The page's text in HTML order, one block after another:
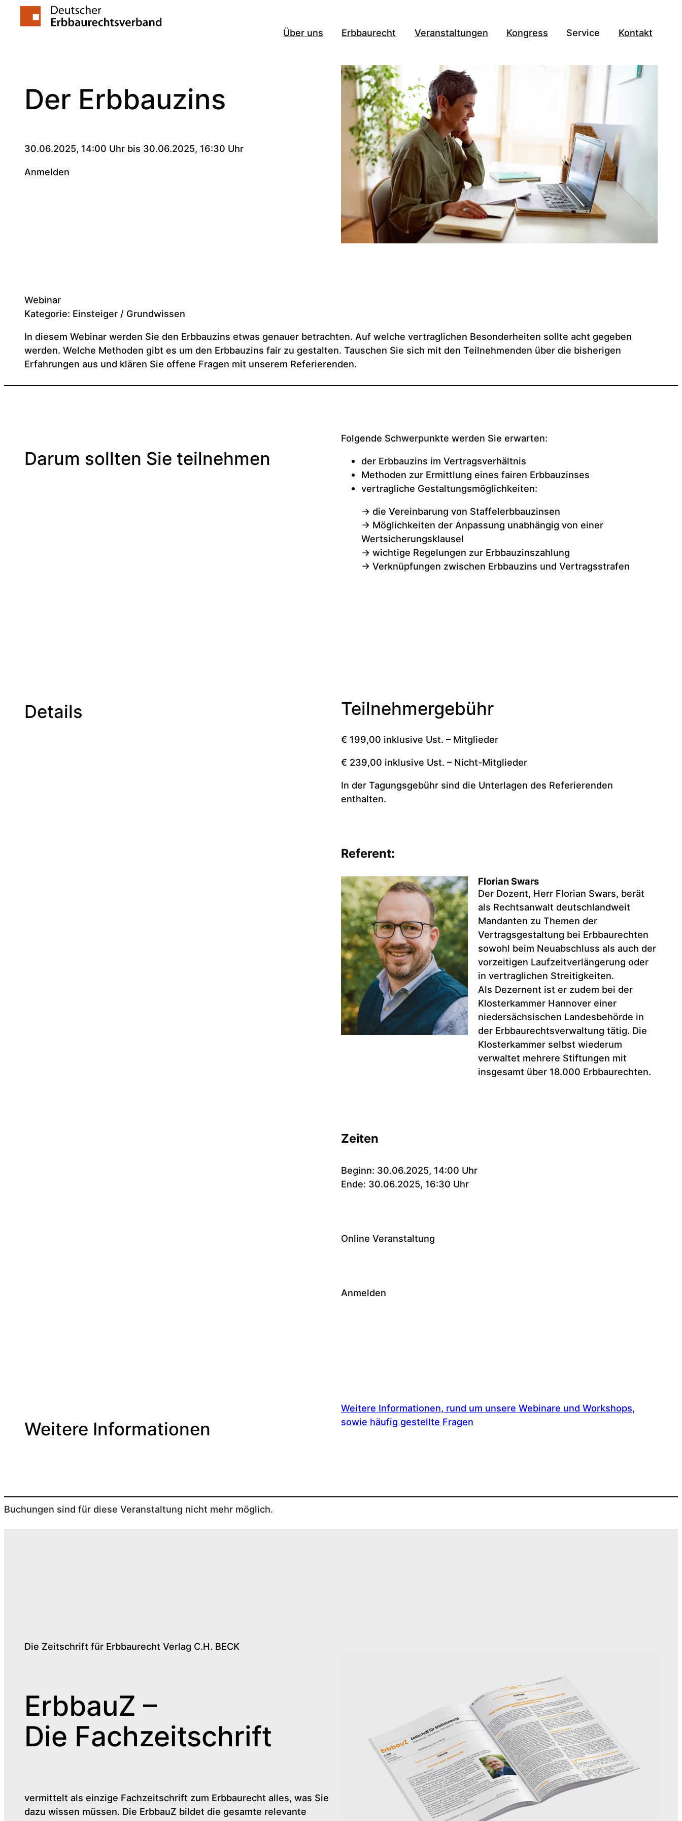
Inhalt
Über uns Erbbaurecht Veranstaltungen Kongress Service Kontakt
Der Erbbauzins
30.06.2025, 14:00 Uhr bis 30.06.2025, 16:30 Uhr
Anmelden
Webinar
Kategorie: Einsteiger / Grundwissen
In diesem Webinar werden Sie den Erbbauzins etwas genauer betrachten. Auf welche vertraglichen Besonderheiten sollte acht gegeben
werden. Welche Methoden gibt es um den Erbbauzins fair zu gestalten. Tauschen Sie sich mit den Teilnehmenden über die bisherigen
Erfahrungen aus und klären Sie offene Fragen mit unserem Referierenden.
Darum sollten Sie teilnehmen
Folgende Schwerpunkte werden Sie erwarten:
der Erbbauzins im Vertragsverhältnis
Methoden zur Ermittlung eines fairen Erbbauzinses
vertragliche Gestaltungsmöglichkeiten:
-> die Vereinbarung von Staffelerbbauzinsen
-> Möglichkeiten der Anpassung unabhängig von einer
Wertsicherungsklausel
-> wichtige Regelungen zur Erbbauzinszahlung
-> Verknüpfungen zwischen Erbbauzins und Vertragsstrafen
Details Teilnehmergebühr
€ 199,00 inklusive Ust. – Mitglieder
€ 239,00 inklusive Ust. – Nicht-Mitglieder
In der Tagungsgebühr sind die Unterlagen des Referierenden
enthalten.
Referent:
Florian Swars
Der Dozent, Herr Florian Swars, berät
als Rechtsanwalt deutschlandweit
Mandanten zu Themen der
Vertragsgestaltung bei Erbbaurechten
sowohl beim Neuabschluss als auch der
vorzeitigen Laufzeitverlängerung oder
in vertraglichen Streitigkeiten.
Als Dezernent ist er zudem bei der
Klosterkammer Hannover einer
niedersächsischen Landesbehörde in
der Erbbaurechtsverwaltung tätig. Die
Klosterkammer selbst wiederum
verwaltet mehrere Stiftungen mit
insgesamt über 18.000 Erbbaurechten.
Zeiten
Beginn: 30.06.2025, 14:00 Uhr
Ende: 30.06.2025, 16:30 Uhr
Online Veranstaltung
Anmelden
Weitere Informationen
Weitere Informationen, rund um unsere Webinare und Workshops,
sowie häufig gestellte Fragen
Buchungen sind für diese Veranstaltung nicht mehr möglich.
Die Zeitschrift für Erbbaurecht Verlag C.H. BECK
ErbbauZ –
Die Fachzeitschrift
vermittelt als einzige Fachzeitschrift zum Erbbaurecht alles, was Sie
dazu wissen müssen. Die ErbbauZ bildet die gesamte relevante